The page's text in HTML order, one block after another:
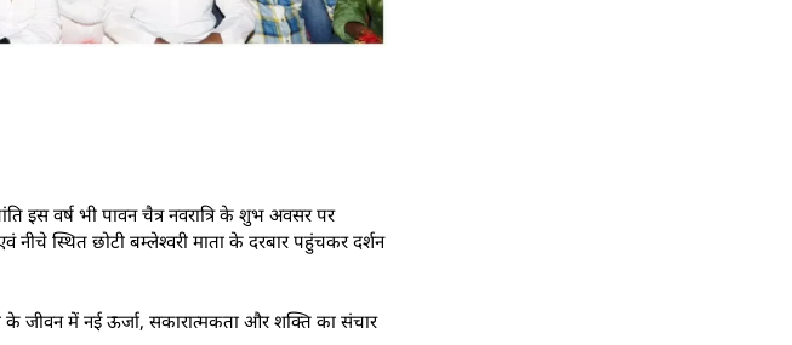
इस वर्ष भी पावन चैत्र नवरात्रि के शुभ अवसर पर
नीचे स्थित छोटी बम्लेश्वरी माता के दरबार पहुंचकर दर्शन
के जीवन में नई ऊर्जा, सकारात्मकता और शक्ति का संचार